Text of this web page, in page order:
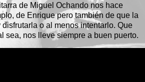
de Miguel Ochando nos hace
de Enrique pero también de que la
o al menos intentarlo. Que
sea, nos lleve siempre a buen puerto.